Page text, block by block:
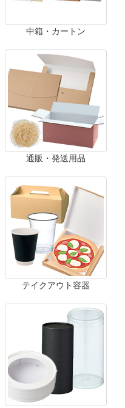
中箱・カートン
通販・発送用品
テイクアウト容器